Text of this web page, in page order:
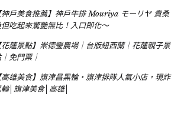
神戶美食推薦】神戶牛排 Mouriya モーリヤ 貴桑
但吃起來驚艷無比！入口即化～
花蓮景點】崇德瑩農場｜台版紐西蘭｜花蓮親子景
免門票｜
高雄美食】旗津昌黑輪‧旗津排隊人氣小店，現炸
│旗津美食│高雄│